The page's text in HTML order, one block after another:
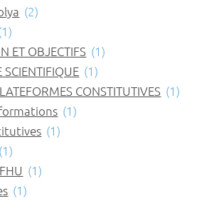
(2)
ET OBJECTIFS (1)
(1)
CONSTITUTIVES (1)
(1)
(1)
(1)
(1)
(1)